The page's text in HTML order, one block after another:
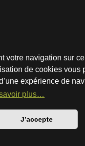
votre navigation sur
de cookies vous
expérience de
plus…
J’accepte
parphpBB® Forum Software ©
Style par
Traduction française officielle